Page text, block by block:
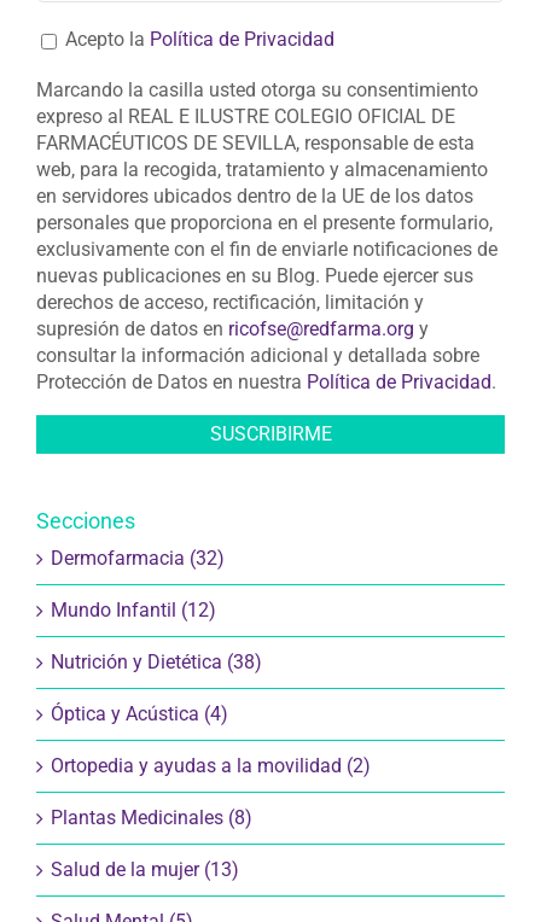
Acepto la Política de Privacidad
Marcando la casilla usted otorga su consentimiento
expreso al REAL E ILUSTRE COLEGIO OFICIAL DE
FARMACÉUTICOS DE SEVILLA, responsable de esta
web, para la recogida, tratamiento y almacenamiento
en servidores ubicados dentro de la UE de los datos
personales que proporciona en el presente formulario,
exclusivamente con el fin de enviarle notificaciones de
nuevas publicaciones en su Blog. Puede ejercer sus
derechos de acceso, rectificación, limitación y
supresión de datos en ricofse@redfarma.org y
consultar la información adicional y detallada sobre
Protección de Datos en nuestra Política de Privacidad.
Secciones
Dermofarmacia (32)
Mundo Infantil (12)
Nutrición y Dietética (38)
Óptica y Acústica (4)
Ortopedia y ayudas a la movilidad (2)
Plantas Medicinales (8)
Salud de la mujer (13)